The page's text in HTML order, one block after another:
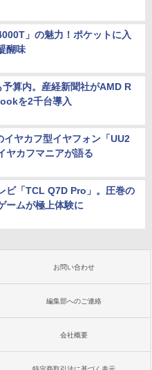
」の魅力！ポケットに入
醐味
算内。産経新聞社がAMD R
を2千台導入
イヤカフ型イヤフォン「UU2
ヤカフマニアが語る
ビ「TCL Q7D Pro」。圧巻の
ームが極上体験に
お問い合わせ
編集部へのご連絡
会社概要